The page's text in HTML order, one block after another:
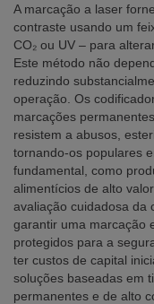
A marcação a laser
contraste usando um
CO₂ ou UV – para
Este método não
reduzindo
operação. Os
marcações
resistem a abusos,
tornando-os populares
fundamental, como
alimentícios de alto
avaliação cuidadosa da
garantir uma marcação
protegidos para a
ter custos de capital
soluções baseadas em
permanentes e de alto